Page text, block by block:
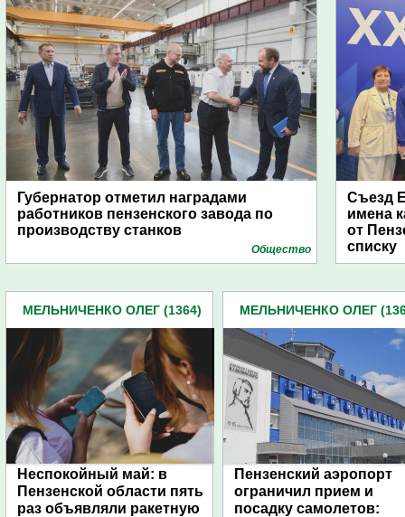
Губернатор отметил наградами
работников пензенского завода по
производству станков
Общество
Съезд
имена
от
списку
МЕЛЬНИЧЕНКО ОЛЕГ (1364)
Неспокойный май: в
Пензенской области пять
раз объявляли ракетную
МЕЛЬНИЧЕНКО ОЛЕГ
Пензенский аэропорт
ограничил прием и
посадку самолетов: